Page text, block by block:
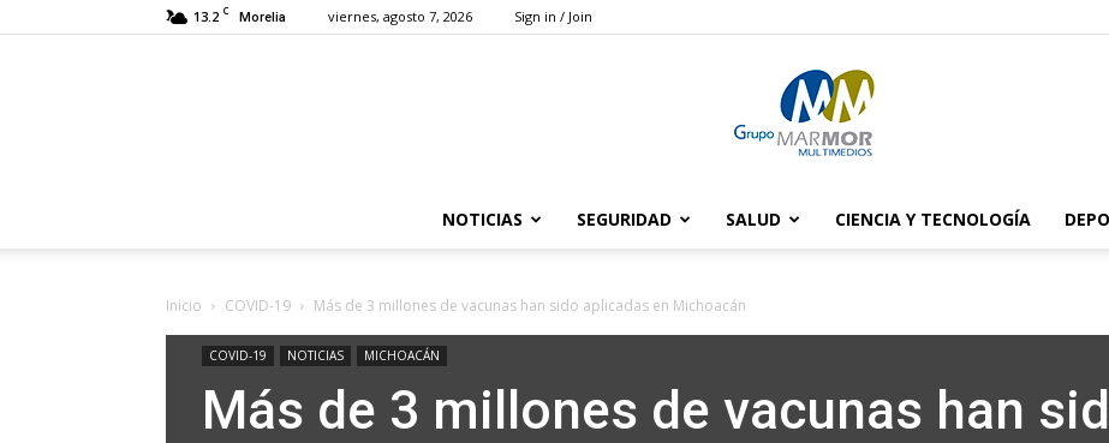
13.2 C Morelia viernes, agosto 7, 2026 Sign in / Join
Marmor
NOTICIAS SEGURIDAD SALUD CIENCIA Y TECNOLOGÍA
Inicio COVID-19 Más de 3 millones de vacunas han sido aplicadas en Michoacán
COVID-19 NOTICIAS MICHOACÁN
Más de 3 millones de vacunas han